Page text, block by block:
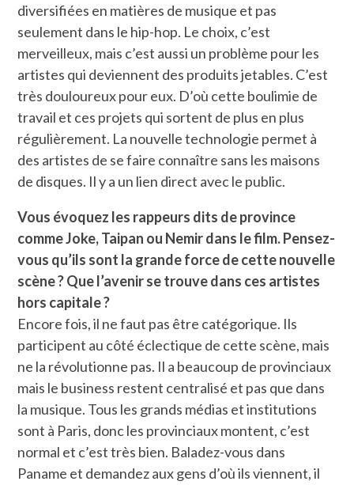
diversifiées en matières de musique et pas
seulement dans le hip-hop. Le choix, c’est
merveilleux, mais c’est aussi un problème pour les
artistes qui deviennent des produits jetables. C’est
très douloureux pour eux. D’où cette boulimie de
travail et ces projets qui sortent de plus en plus
régulièrement. La nouvelle technologie permet à
des artistes de se faire connaître sans les maisons
de disques. Il y a un lien direct avec le public.
Vous évoquez les rappeurs dits de province
comme Joke, Taipan ou Nemir dans le film. Pensez-
vous qu’ils sont la grande force de cette nouvelle
scène ? Que l’avenir se trouve dans ces artistes
hors capitale ?
Encore fois, il ne faut pas être catégorique. Ils
participent au côté éclectique de cette scène, mais
ne la révolutionne pas. Il a beaucoup de provinciaux
mais le business restent centralisé et pas que dans
la musique. Tous les grands médias et institutions
sont à Paris, donc les provinciaux montent, c’est
normal et c’est très bien. Baladez-vous dans
Paname et demandez aux gens d’où ils viennent, il